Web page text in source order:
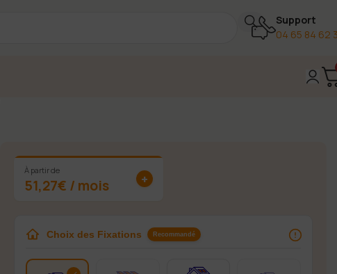
Support
04 65 84 62
À partir de
51,27€ / mois +
Choix des Fixations Recommandé